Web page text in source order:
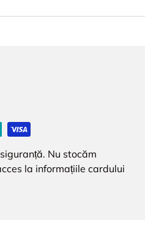
Nu stocăm
la informațiile cardului